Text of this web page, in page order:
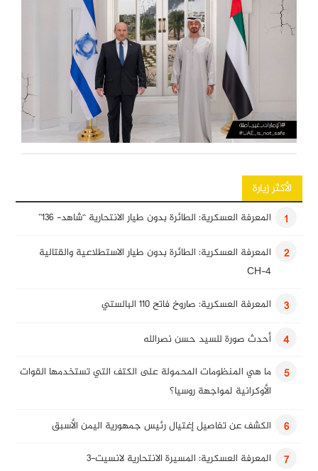
الأكثر زيارة
1
المعرفة العسكرية: الطائرة بدون طيار الانتحارية “شاهد- 136”
2
المعرفة العسكرية: الطائرة بدون طيار الاستطلاعية والقتالية
CH-4
3 المعرفة العسكرية: صاروخ فاتح 110 البالستي
4 أحدث صورة للسيد حسن نصرالله
5
ما هي المنظومات المحمولة على الكتف التي تستخدمها القوات
الأوكرانية لمواجهة روسيا؟
6 الكشف عن تفاصيل إغتيال رئيس جمهورية اليمن الأسبق
7 المعرفة العسكرية: المسيرة الانتحارية لانسيت-3